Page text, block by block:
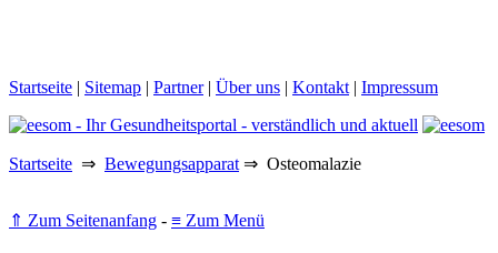
Startseite | Sitemap | Partner| Über uns | Kontakt | Impressum
Startseite ⇒ Bewegungsapparat ⇒ Osteomalazie
⇑ Zum Seitenanfang - ≡ Zum Menü